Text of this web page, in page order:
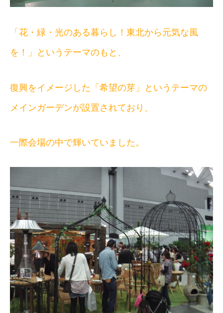
「花・緑・光のある暮らし！東北から元気な風
を！」というテーマのもと、
復興をイメージした「希望の芽」というテーマの
メインガーデンが設置されており、
一際会場の中で輝いていました。